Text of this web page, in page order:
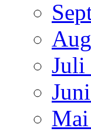
Juli
Mai